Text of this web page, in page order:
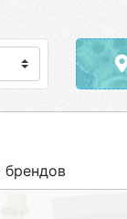
брендов